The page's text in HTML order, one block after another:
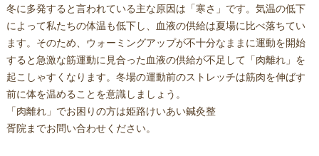
冬に多発すると言われている主な原因は「寒さ」です。気温の低下
によって私たちの体温も低下し、血液の供給は夏場に比べ落ちてい
ます。そのため、ウォーミングアップが不十分なままに運動を開始
すると急激な筋運動に見合った血液の供給が不足して「肉離れ」を
起こしゃすくなります。冬場の運動前のストレッチは筋肉を伸ばす
前に体を温めることを意識しましょう。
「肉離れ」でお困りの方は姫路けいあい鍼灸整
胥院までお問い合わせください。